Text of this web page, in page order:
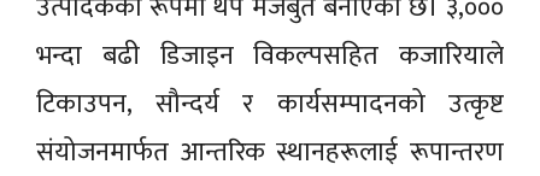
भन्दा बढी डिजाइन विकल्पसहित कजारियाले
टिकाउपन, सौन्दर्य र कार्यसम्पादनको उत्कृष्ट
संयोजनमार्फत आन्तरिक स्थानहरूलाई रूपान्तरण